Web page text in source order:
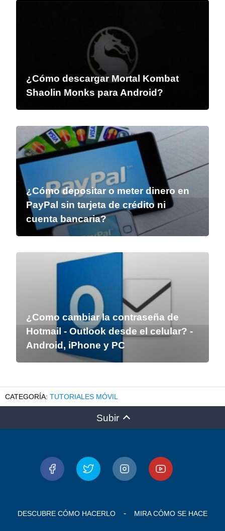
¿Cómo descargar Mortal Kombat
Shaolin Monks para Android?
¿Cómo depositar o meter dinero en
PayPal sin tarjeta de crédito ni
cuenta bancaria?
¿Como cambiar la contraseña de
Hotmail - Outlook desde el celular? -
Android, iPhone y PC
TUTORIALES MÓVIL
Subir
DESCUBRE CÓMO HACERLO MIRA CÓMO SE HACE